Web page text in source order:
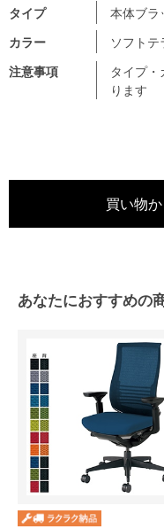
注意事項
タイプ
ります
タイプ
本体ブラ
カラー
ソフトテ
あなたにおすすめの